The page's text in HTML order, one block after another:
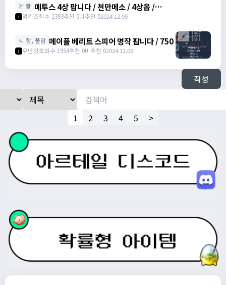
🏹 활 메투스 4상 팝니다 / 천만메소 / 4상옵 /
https://open.kakao.com/o/srDmv3Wf
1 엄키조회수 1393추천 0비추천 02024.12.09
🍡 창, 폴암 메이플 베리트 스피어 명작 팝니다 / 750
1 유난양조회수 1954추천 0비추천 02024.12.09
작성
1 2 3 4 5 >